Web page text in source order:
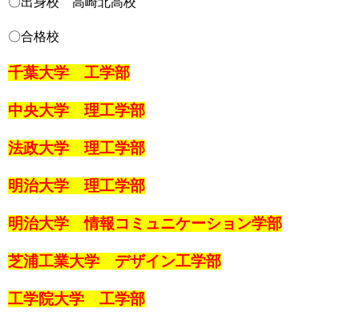
〇合格校
千葉大学 工学部
中央大学 理工学部
法政大学 理工学部
明治大学 理工学部
明治大学 情報コミュニケーション学部
芝浦工業大学 デザイン工学部
工学院大学 工学部